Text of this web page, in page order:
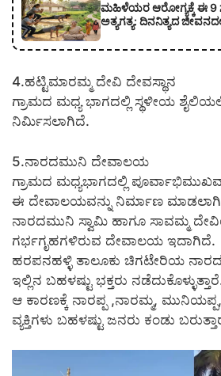
ಮಹಿಳೆಯರ ಆರೋಗ್ಯಕ್ಕೆ ಈ 9
ಅತ್ಯಗತ್ಯ: ದಿನನಿತ್ಯದ
4.ಹಟ್ಟಿಮಾರಮ್ಮ ದೇವಿ ದೇವಸ್ಥಾನ
ಗ್ರಾಮದ ಮಧ್ಯ ಭಾಗದಲ್ಲಿ ಸ್ಥಳೀಯ
ನಿರ್ಮಿಸಲಾಗಿದೆ.
5.ನಾರದಮುನಿ ದೇವಾಲಯ
ಗ್ರಾಮದ ಮಧ್ಯಭಾಗದಲ್ಲಿ
ಈ ದೇವಾಲಯವನ್ನು ನಿರ್ಮಾಣ
ನಾರದಮುನಿ ಸ್ವಾಮಿ ಹಾಗೂ ಸಾವಮ್ಮ
ಗರ್ಭಗೃಹಗಳಿರುವ ದೇವಾಲಯ ಇದಾಗಿದೆ.
ಹರಪನಹಳ್ಳಿ ತಾಲೂಕು ಚಿಗಟೇರಿಯ
ಇಲ್ಲಿನ ಬಹಳಷ್ಟು ಭಕ್ತರು
ಆ ಕಾರಣಕ್ಕೆ ನಾರಪ್ಪ ,ನಾರಮ್ಮ,
ವ್ಯಕ್ತಿಗಳು ಬಹಳಷ್ಟು ಜನರು ಕಂಡು